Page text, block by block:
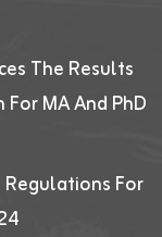
The Results
MA And PhD
For